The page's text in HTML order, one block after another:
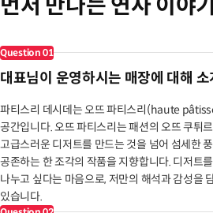
월간 파티시에, 월간 베이커리, 마리 클레르 등 다
더현대서울, 롯데월드타워 등 주요 리테일 공간
먼저 만나는 연사 이야기
Question 01
대표님이 운영하시는 매장에 대해
파티스리 데시데는 오뜨 파티스리(haute
공간입니다. 오뜨 파티스리는 패션의 오뜨 쿠튀
고급스러운 디저트를 만드는 것을 넘어 섬세한
공존하는 한 조각의 작품을 지향합니다. 디저트
나누고 싶다는 마음으로, 저만의 해석과 감성을
있습니다.